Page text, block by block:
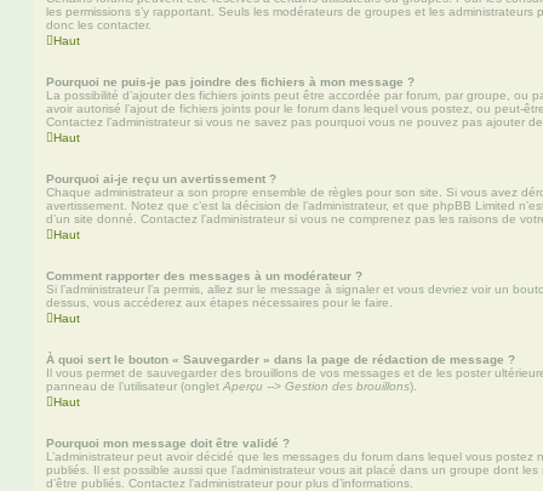
les permissions s’y rapportant. Seuls les modérateurs de groupes et les
donc les contacter.
Haut
Pourquoi ne puis-je pas joindre des fichiers à mon message ?
La possibilité d’ajouter des fichiers joints peut être accordée par forum, par groupe, ou
avoir autorisé l’ajout de fichiers joints pour le forum dans lequel vous postez, ou peut-
Contactez l’administrateur si vous ne savez pas pourquoi vous ne pouvez pas ajouter
Haut
Pourquoi ai-je reçu un avertissement ?
Chaque administrateur a son propre ensemble de règles pour son site. Si vous avez
avertissement. Notez que c’est la décision de l’administrateur, et que phpBB Limited
d’un site donné. Contactez l’administrateur si vous ne comprenez pas les raisons de
Haut
Comment rapporter des messages à un modérateur ?
Si l’administrateur l’a permis, allez sur le message à signaler et vous devriez voir un
dessus, vous accéderez aux étapes nécessaires pour le faire.
Haut
À quoi sert le bouton « Sauvegarder » dans la page de rédaction de message ?
Il vous permet de sauvegarder des brouillons de vos messages et de les poster
panneau de l’utilisateur (onglet Aperçu --> Gestion des brouillons).
Haut
Pourquoi mon message doit être validé ?
L’administrateur peut avoir décidé que les messages du forum dans lequel vous postez
publiés. Il est possible aussi que l’administrateur vous ait placé dans un groupe dont
d’être publiés. Contactez l’administrateur pour plus d’informations.